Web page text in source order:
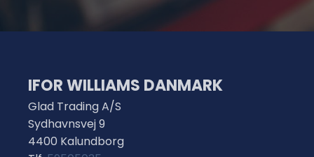
IFOR WILLIAMS DANMARK
Glad Trading A/S
Sydhavnsvej 9
4400 Kalundborg